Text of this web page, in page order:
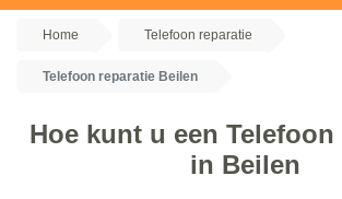
Home Telefoon reparatie
Telefoon reparatie Beilen
Hoe kunt u een Telefoon
in Beilen